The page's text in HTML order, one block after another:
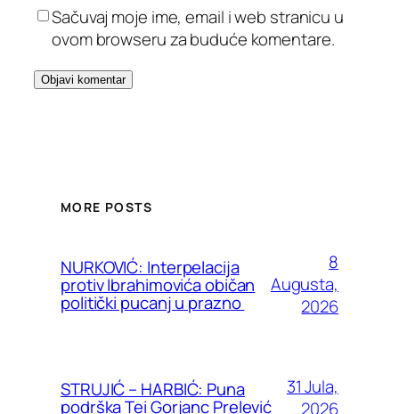
Sačuvaj moje ime, email i web stranicu u
ovom browseru za buduće komentare.
MORE POSTS
NURKOVIĆ: Interpelacija
protiv Ibrahimovića običan
politički pucanj u prazno
8
Augusta,
2026
STRUJIĆ – HARBIĆ: Puna
podrška Tei Gorjanc Prelević
31 Jula,
2026